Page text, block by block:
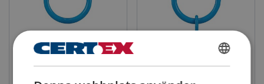
Är produkterna spårbara?
Ja, varje enhet har batchnummer för full spårbarhet.
Kan de användas i krävande miljöer?
Extra stor toppögla X-0080
Extra stor toppögla X-0081 -
SWEDISH